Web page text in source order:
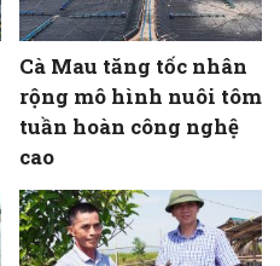
Cà Mau tăng tốc nhân
rộng mô hình nuôi tôm
tuần hoàn công nghệ
cao